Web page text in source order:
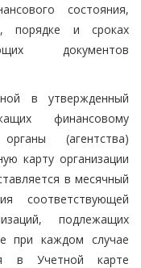
состояния,
порядке и сроках
документов
в утвержденный
финансовому
(агентства)
карту организации
в месячный
соответствующей
подлежащих
при каждом случае
в Учетной карте